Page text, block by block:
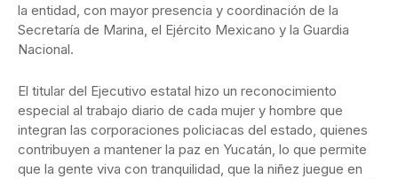
la entidad, con mayor presencia y coordinación de la
Secretaría de Marina, el Ejército Mexicano y la Guardia
Nacional.
El titular del Ejecutivo estatal hizo un reconocimiento
especial al trabajo diario de cada mujer y hombre que
integran las corporaciones policiacas del estado, quienes
contribuyen a mantener la paz en Yucatán, lo que permite
que la gente viva con tranquilidad, que la niñez juegue en